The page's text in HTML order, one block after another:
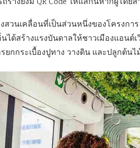
สวนเคลื่อนที่เป็นส่วนหนึ่งของโครงกา
ได้สร้างแรงบันดาลให้ชาวเมืองแอนต์
ยกกระเบื้องปูทาง วางดิน และปลูกต้